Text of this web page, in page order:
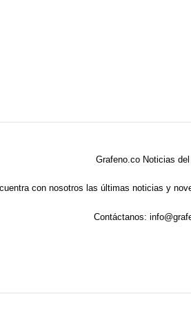
con nosotros las últimas noticias y
Contáctanos: